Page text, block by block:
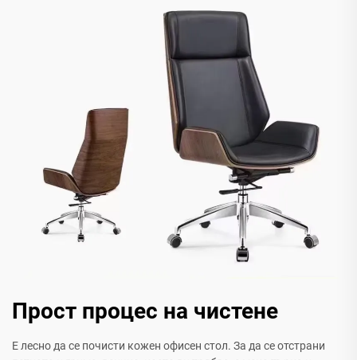
Прост процес на чистене
Е лесно да се почисти кожен офисен стол. За да се отстрани